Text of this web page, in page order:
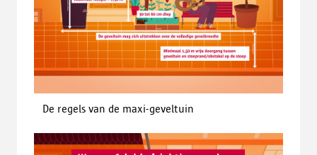
De regels van de maxi-geveltuin